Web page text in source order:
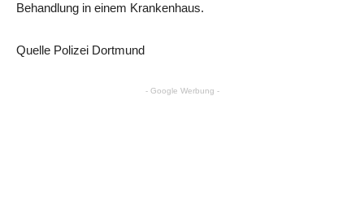
Behandlung in einem Krankenhaus.
Quelle Polizei Dortmund
- Google Werbung -